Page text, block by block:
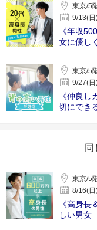
東京/5
9/13(
《年収
女に優し
東京/5
9/27(
《仲良
切にでき
同
東京/5
8/16(
《高身
しい男女